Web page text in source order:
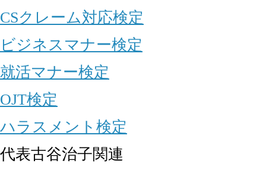
CSクレーム対応検定
ビジネスマナー検定
就活マナー検定
OJT検定
ハラスメント検定
代表古谷治子関連